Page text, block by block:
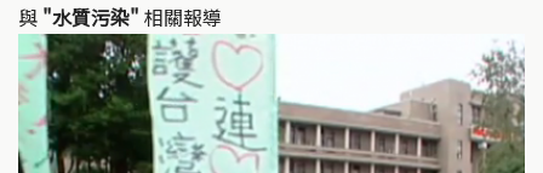
k o
與 "水質污染" 相關報導